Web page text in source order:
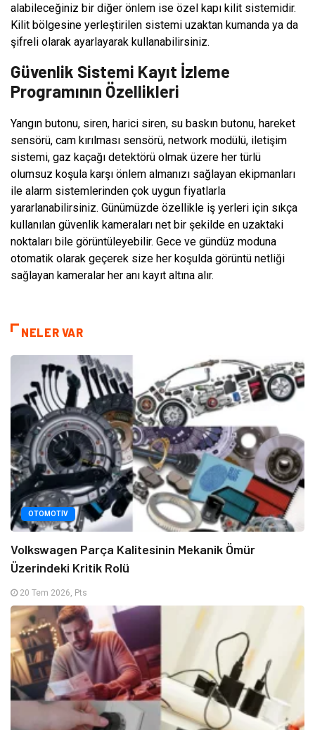
alabileceğiniz bir diğer önlem ise özel kapı kilit sistemidir.
Kilit bölgesine yerleştirilen sistemi uzaktan kumanda ya da
şifreli olarak ayarlayarak kullanabilirsiniz.
Güvenlik Sistemi Kayıt İzleme
Programının Özellikleri
Yangın butonu, siren, harici siren, su baskın butonu, hareket
sensörü, cam kırılması sensörü, network modülü, iletişim
sistemi, gaz kaçağı detektörü olmak üzere her türlü
olumsuz koşula karşı önlem almanızı sağlayan ekipmanları
ile alarm sistemlerinden çok uygun fiyatlarla
yararlanabilirsiniz. Günümüzde özellikle iş yerleri için sıkça
kullanılan güvenlik kameraları net bir şekilde en uzaktaki
noktaları bile görüntüleyebilir. Gece ve gündüz moduna
otomatik olarak geçerek size her koşulda görüntü netliği
sağlayan kameralar her anı kayıt altına alır.
NELER VAR
OTOMOTIV
Volkswagen Parça Kalitesinin Mekanik Ömür
Üzerindeki Kritik Rolü
20 Tem 2026, Pts